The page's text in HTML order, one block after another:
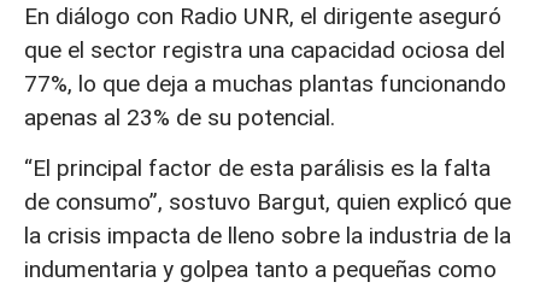
En diálogo con Radio UNR, el dirigente aseguró
que el sector registra una capacidad ociosa del
77%, lo que deja a muchas plantas funcionando
apenas al 23% de su potencial.
“El principal factor de esta parálisis es la falta
de consumo”, sostuvo Bargut, quien explicó que
la crisis impacta de lleno sobre la industria de la
indumentaria y golpea tanto a pequeñas como